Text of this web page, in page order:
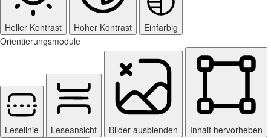
Heller Kontrast Hoher Kontrast
Einfarbig
Orientierungsmodule
Leselinie Leseansicht Bilder ausblenden Inhalt hervorheben